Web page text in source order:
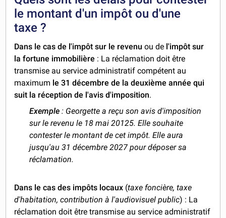
le montant d'un impôt ou d'une
taxe ?
Dans le cas de l'impôt sur le revenuou de l'impôt sur
la fortune immobilière : La réclamation doit être
transmise au service administratif compétent au
maximum le 31 décembre de la deuxième année qui
suit la réception de l'avis d'imposition.
Exemple : Georgette a reçu son avis d'imposition
sur le revenu le 18 mai 20125. Elle souhaite
contester le montant de cet impôt. Elle aura
jusqu'au 31 décembre 2027 pour déposer sa
réclamation.
Dans le cas des impôts locaux (taxe foncière, taxe
d'habitation, contribution à l'audiovisuel public) : La
réclamation doit être transmise au service administratif